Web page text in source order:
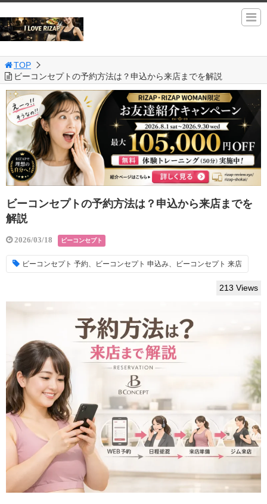
TOP
ビーコンセプトの予約方法は？申込から来店までを解説
ビーコンセプトの予約方法は？申込から来店までを
解説
2026/03/18 ビーコンセプト
ビーコンセプト 予約、ビーコンセプト 申込み、ビーコンセプト 来店
213 Views